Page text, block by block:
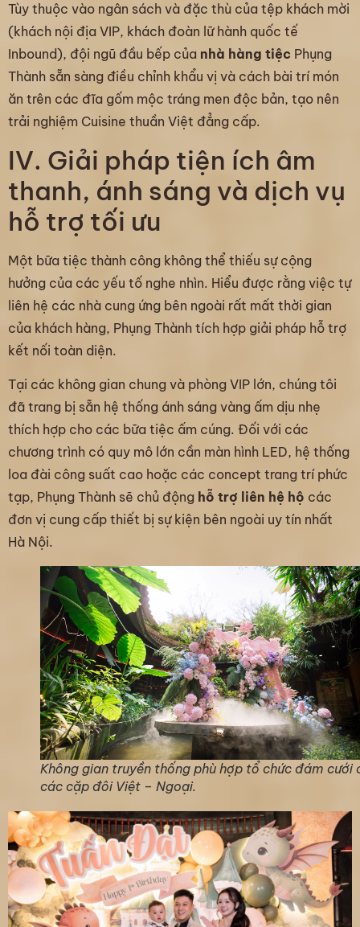
Tùy thuộc vào ngân sách và đặc thù của tệp khách mời
(khách nội địa VIP, khách đoàn lữ hành quốc tế
Inbound), đội ngũ đầu bếp của nhà hàng tiệc Phụng
Thành sẵn sàng điều chỉnh khẩu vị và cách bài trí món
ăn trên các đĩa gốm mộc tráng men độc bản, tạo nên
trải nghiệm Cuisine thuần Việt đẳng cấp.
IV. Giải pháp tiện ích âm
thanh, ánh sáng và dịch vụ
hỗ trợ tối ưu
Một bữa tiệc thành công không thể thiếu sự cộng
hưởng của các yếu tố nghe nhìn. Hiểu được rằng việc tự
liên hệ các nhà cung ứng bên ngoài rất mất thời gian
của khách hàng, Phụng Thành tích hợp giải pháp hỗ trợ
kết nối toàn diện.
Tại các không gian chung và phòng VIP lớn, chúng tôi
đã trang bị sẵn hệ thống ánh sáng vàng ấm dịu nhẹ
thích hợp cho các bữa tiệc ấm cúng. Đối với các
chương trình có quy mô lớn cần màn hình LED, hệ thống
loa đài công suất cao hoặc các concept trang trí phức
tạp, Phụng Thành sẽ chủ động hỗ trợ liên hệ hộ các
đơn vị cung cấp thiết bị sự kiện bên ngoài uy tín nhất
Hà Nội.
Không gian truyền thống phù hợp tổ chức đám cưới
các cặp đôi Việt – Ngoại.